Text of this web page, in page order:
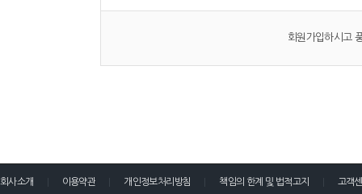
회원가입하시고
회사소개 이용약관 개인정보처리방침 책임의 한계 및 법적고지 고객